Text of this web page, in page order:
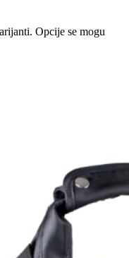
Opcije se mogu